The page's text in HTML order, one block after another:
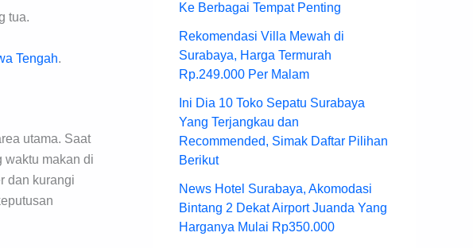
tua.
Tengah.
utama. Saat
waktu makan di
dan kurangi
Ke Berbagai Tempat Penting
Rekomendasi Villa Mewah di
Surabaya, Harga Termurah
Rp.249.000 Per Malam
Ini Dia 10 Toko Sepatu Surabaya
Yang Terjangkau dan
Recommended, Simak Daftar Pilihan
Berikut
News Hotel Surabaya, Akomodasi
Bintang 2 Dekat Airport Juanda Yang
Harganya Mulai Rp350.000